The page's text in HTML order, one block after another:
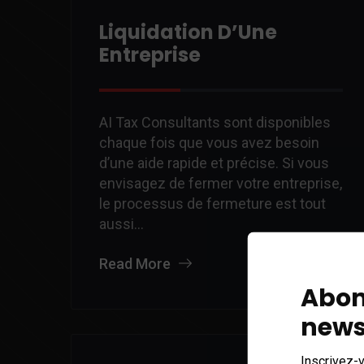
Liquidation D’Une
Entreprise
AI Tax Consultants sont disponibles
chaque fois que vous avez besoin
d’une aide rapide et précise. Si vous
envisagez de fermer votre entreprise,
le processus de fermeture est tout
aussi…
Read More
Inscrivez-